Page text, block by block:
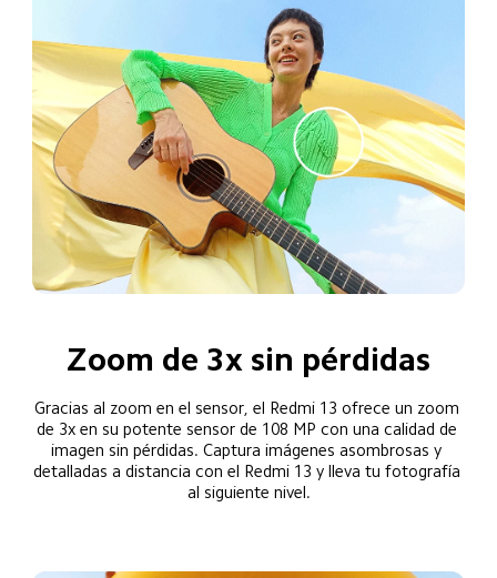
Zoom de 3x sin pérdidas
Gracias al zoom en el sensor, el Redmi 13 ofrece un zoom
de 3x en su potente sensor de 108 MP con una calidad de
imagen sin pérdidas. Captura imágenes asombrosas y
detalladas a distancia con el Redmi 13 y lleva tu fotografía
al siguiente nivel.